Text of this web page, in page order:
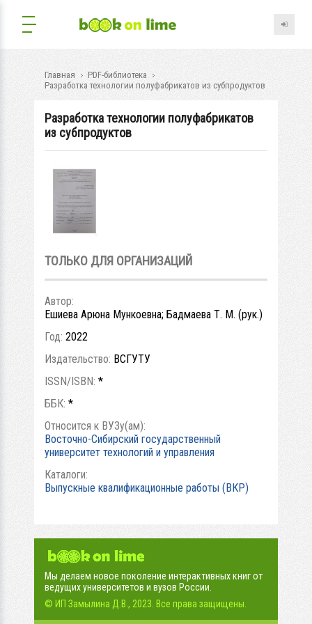
Главная
PDF-библиотека
Разработка технологии полуфабрикатов из субпродуктов
Разработка технологии полуфабрикатов
из субпродуктов
ТОЛЬКО ДЛЯ ОРГАНИЗАЦИЙ
Автор:
Ешиева Арюна Мункоевна; Бадмаева Т. М. (рук.)
Год: 2022
Издательство: ВСГУТУ
ISSN/ISBN: *
ББК: *
Относится к ВУЗу(ам):
Восточно-Сибирский государственный
университет технологий и управления
Каталоги:
Выпускные квалификационные работы (ВКР)
Мы делаем новое поколение интерактивных книг от
ведущих университетов и вузов России.
© ИП Замылина Д.В., 2023. Все права защищены.